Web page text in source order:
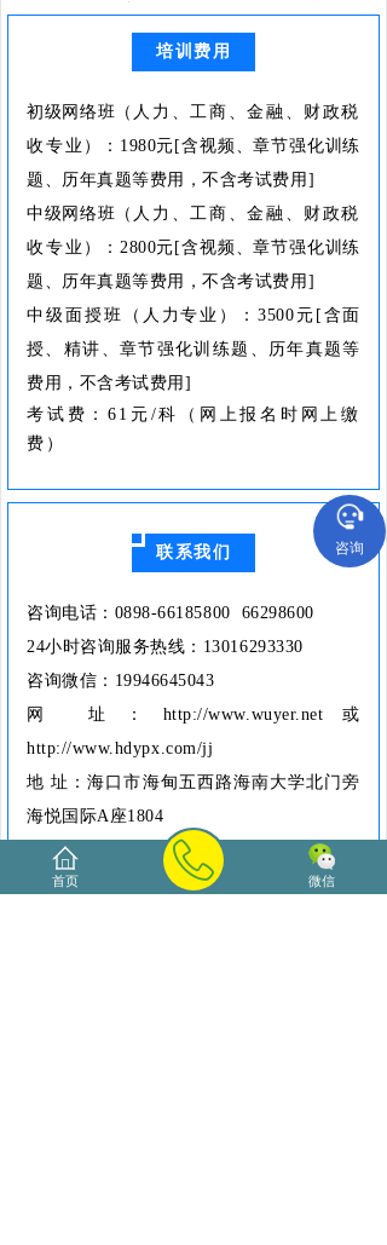
培训费用
初级网络班（ 人力、工商、金融、财政税
收专业 ）：1980元 [含视频、章节强化训练
题、历年真题等费用，不含考试费用]
中级网络班（ 人力、工商、金融、财政税
收专业 ）：2800元 [含视频、章节强化训练
题、历年真题等费用，不含考试费用]
中级面授班（人力专业）：3500元[含面
授、精讲、章节强化训练题、历年真题等
费用，不含考试费用]
考试费：61元/科（网上报名时网上缴
费）
联系我们
咨询电话：0898-66185800 66298600
24小时咨询服务热线：13016293330
咨询微信：19946645043
网 址：http://www.wuyer.net或
http://www.hdypx.com/jj
地 址：海口市海甸五西路海南大学北门旁
海悦国际A座1804
首页 微信
咨询